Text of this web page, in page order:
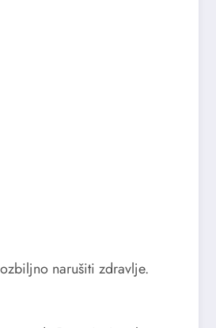
narušiti zdravlje.